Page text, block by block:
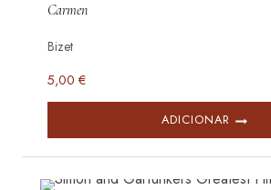
Carmen
Bizet
5,00 €
ADICIONAR